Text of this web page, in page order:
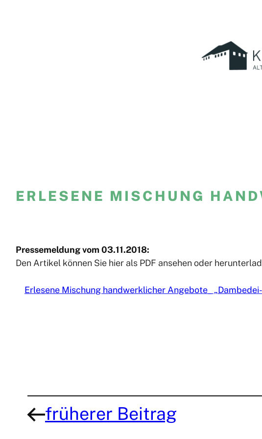
ERLESENE MISCHUNG
Pressemeldung vom 03.11.2018:
Den Artikel können Sie hier als PDF ansehen oder
Erlesene Mischung handwerklicher Angebote_
←früherer Beitrag